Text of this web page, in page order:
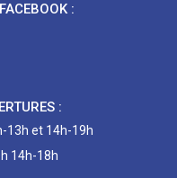
:
:
13h et 14h-19h
14h-18h